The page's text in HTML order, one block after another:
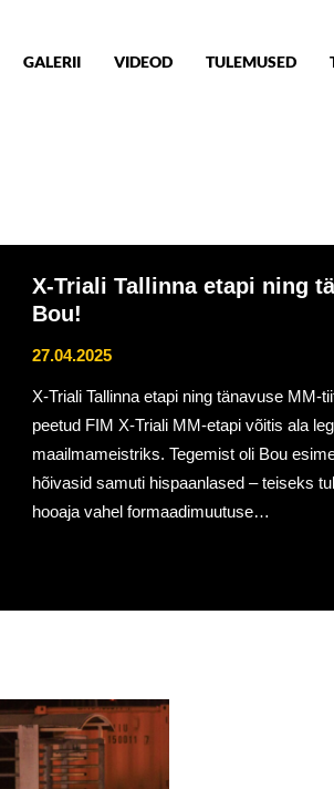
GALERII VIDEOD TULEMUSED
X-Triali Tallinna etapi ning
Bou!
27.04.2025
X-Triali Tallinna etapi ning tänavuse MM-
peetud FIM X-Triali MM-etapi võitis ala
maailmameistriks. Tegemist oli Bou
hõivasid samuti hispaanlased – teiseks
hooaja vahel formaadimuutuse…